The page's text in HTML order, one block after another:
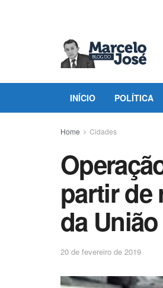
INÍCIO POLÍTICA
Home Cidades
partir de
da União
20 de fevereiro de 2019